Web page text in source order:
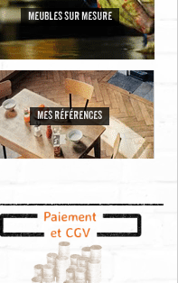
MEUBLES SUR MESURE
MES RÉFÉRENCES